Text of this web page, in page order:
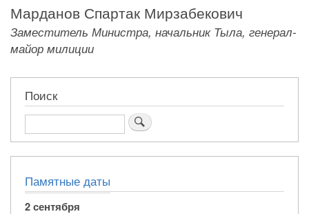
Марданов Спартак Мирзабекович
Заместитель Министра, начальник Тыла, генерал-
майор милиции
Поиск
Поиск
Памятные даты
2 сентября